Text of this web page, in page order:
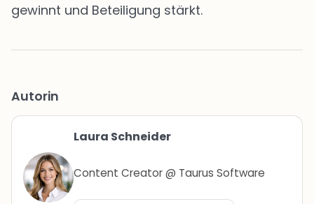
gewinnt und Beteiligung stärkt.
Autorin
Laura Schneider
Content Creator @ Taurus Software